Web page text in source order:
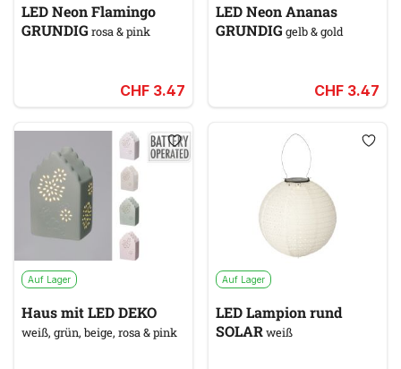
LED Neon Flamingo
GRUNDIG rosa & pink
CHF 3.47
LED Neon Ananas
GRUNDIG gelb & gold
CHF 3.47
Auf Lager
Haus mit LED DEKO
weiß, grün, beige, rosa & pink
Auf Lager
LED Lampion rund
SOLARweiß